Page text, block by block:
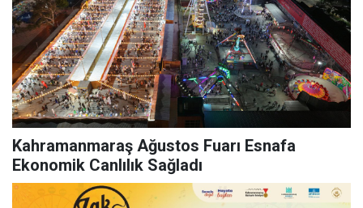
Kahramanmaraş Ağustos Fuarı Esnafa
Ekonomik Canlılık Sağladı